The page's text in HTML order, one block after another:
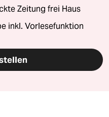
Zeitung frei Haus
inkl. Vorlesefunktion